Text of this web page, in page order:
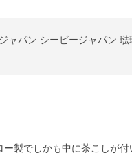
製でしかも中に茶こしが